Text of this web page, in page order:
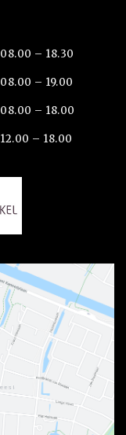
08.00 – 18.30
08.00 – 19.00
08.00 – 18.00
12.00 – 18.00